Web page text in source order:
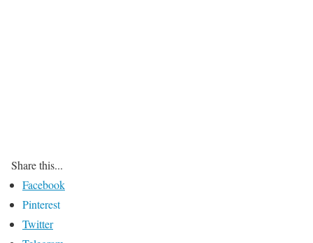
Share this...
Facebook
Pinterest
Twitter